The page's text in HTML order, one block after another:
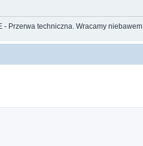
- Przerwa techniczna. Wracamy niebawem